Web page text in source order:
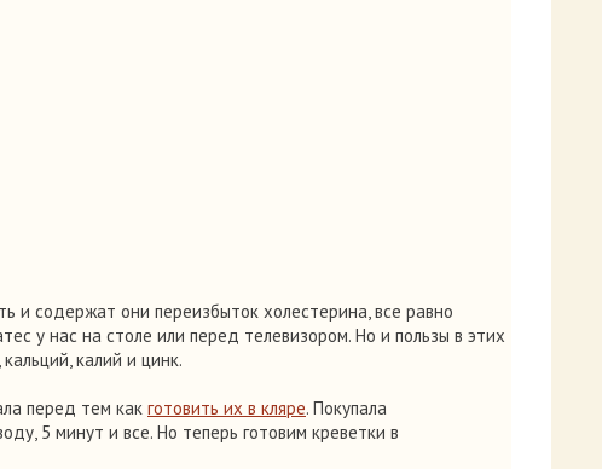
и содержат они переизбыток холестерина, все равно
у нас на столе или перед телевизором. Но и пользы в этих
калий и цинк.
перед тем как готовить их в кляре. Покупала
5 минут и все. Но теперь готовим креветки в